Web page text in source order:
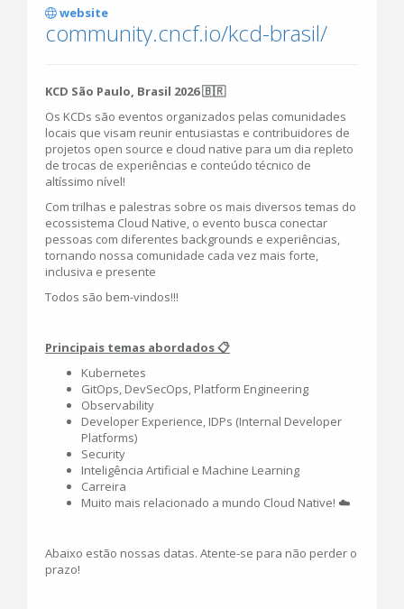
website
community.cncf.io/kcd-brasil/
KCD São Paulo, Brasil 2026 🇧🇷
Os KCDs são eventos organizados pelas comunidades
locais que visam reunir entusiastas e contribuidores de
projetos open source e cloud native para um dia repleto
de trocas de experiências e conteúdo técnico de
altíssimo nível!
Com trilhas e palestras sobre os mais diversos temas do
ecossistema Cloud Native, o evento busca conectar
pessoas com diferentes backgrounds e experiências,
tornando nossa comunidade cada vez mais forte,
inclusiva e presente
Todos são bem-vindos!!!
Principais temas abordados 📋
Kubernetes
GitOps, DevSecOps, Platform Engineering
Observability
Developer Experience, IDPs (Internal Developer
Platforms)
Security
Inteligência Artificial e Machine Learning
Carreira
Muito mais relacionado a mundo Cloud Native! ☁️
Abaixo estão nossas datas. Atente-se para não perder o
prazo!